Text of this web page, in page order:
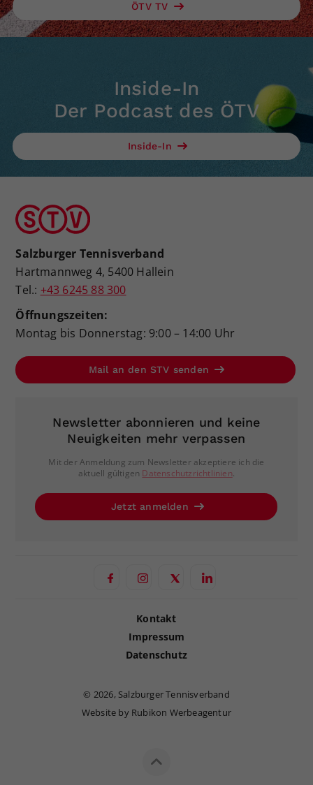
ÖTV TV
Inside-In
Der Podcast des ÖTV
Inside-In
Salzburger Tennisverband
Hartmannweg 4, 5400 Hallein
Tel.: +43 6245 88 300
Öffnungszeiten:
Montag bis Donnerstag: 9:00 – 14:00 Uhr
Mail an den STV senden
Newsletter abonnieren und keine
Neuigkeiten mehr verpassen
Mit der Anmeldung zum Newsletter akzeptiere ich die
aktuell gültigen Datenschutzrichtlinien.
Jetzt anmelden
Kontakt
Impressum
Datenschutz
© 2026, Salzburger Tennisverband
Website by Rubikon Werbeagentur